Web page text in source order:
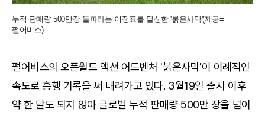
누적 판매량 500만장 돌파라는 이정표를 달성한 '붉은사막'(제공=
펄어비스).
펄어비스의 오픈월드 액션 어드벤처 '붉은사막'이 이례적인
속도로 흥행 기록을 써 내려가고 있다. 3월19일 출시 이후
약 한 달도 되지 않아 글로벌 누적 판매량 500만 장을 넘어